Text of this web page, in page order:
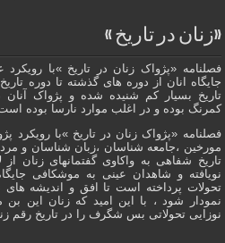
«زنان در تاریخ »
فصلنامه «پژواک زنان در تاریخ »با
جایگاه انان از دوره هاى گذشته تا دوره
تاریخ بسیار کم شنیده شده و پژواک آنان
کمرنگ بوده و در اغلب موارد نارسا بوده
فصلنامه «پژواک زنان در تاریخ »با رویکرد
مورخین ،جامعه شناسان ،زبان شناسان و
تاریخ شفاهی به واکاوی گفتمانهاى زنان از
نویافته و شاهدان عينى به موشکافی
تحولات پرداخته است تا افق و اندیشه های
نمودار شود ، با این امید که زنان این
نوزایی تحولاتی بس شگرف را در تاریخ رقم